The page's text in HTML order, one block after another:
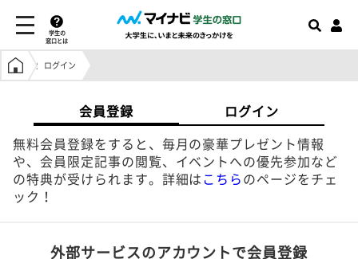
学生の
窓口とは
学生の窓口トップ
ログイン
会員登録 ログイン
無料会員登録をすると、毎月の豪華プレゼント情報
や、会員限定記事の閲覧、イベントへの優先参加など
の特典が受けられます。詳細は こちら のページをチェ
ック！
外部サービスのアカウントで会員登録